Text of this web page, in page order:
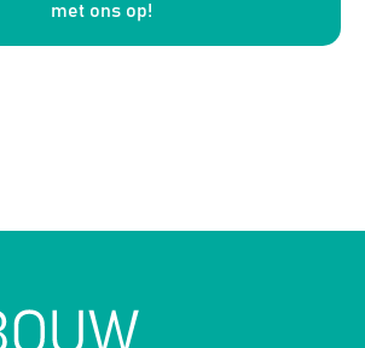
met ons op!